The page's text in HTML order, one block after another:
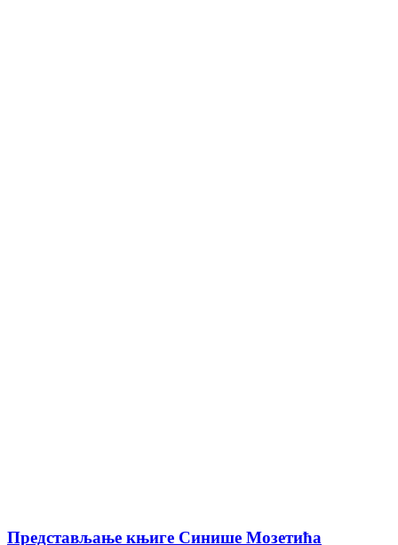
Представљање књиге Синише Мозетића